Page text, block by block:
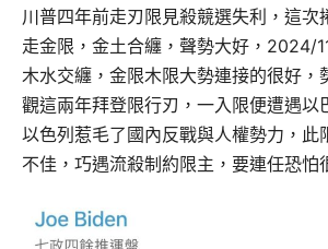
川普四年前走刃限見殺競選失利，這次
走金限，金土合纏，聲勢大好，2024/
木水交纏，金限木限大勢連接的很好，
觀這兩年拜登限行刃，一入限便遭遇以
以色列惹毛了國內反戰與人權勢力，此
不佳，巧遇流殺制約限主，要連任恐怕